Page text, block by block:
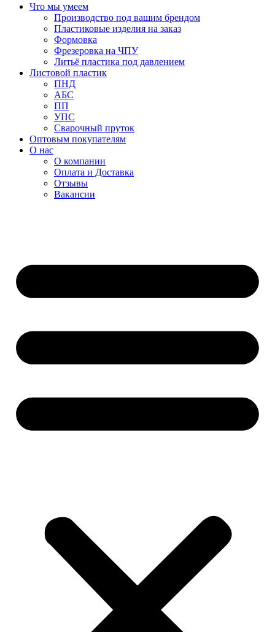
Что мы умеем
Производство под вашим брендом
Пластиковые изделия на заказ
Формовка
Фрезеровка на ЧПУ
Литьё пластика под давлением
Листовой пластик
ПНД
АБС
ПП
УПС
Сварочный пруток
Оптовым покупателям
О нас
О компании
Оплата и Доставка
Отзывы
Вакансии